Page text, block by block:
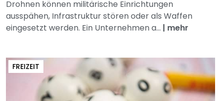
Drohnen können militärische Einrichtungen
ausspähen, Infrastruktur stören oder als Waffen
eingesetzt werden. Ein Unternehmen a... | mehr
FREIZEIT